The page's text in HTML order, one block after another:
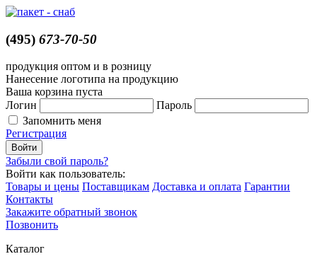
(495) 673-70-50
продукция оптом и в розницу
Нанесение логотипа на продукцию
Ваша корзина пуста
Логин
Пароль
Запомнить меня
Регистрация
Забыли свой пароль?
Войти как пользователь:
Товары и цены Поставщикам Доставка и оплата Гарантии
Контакты
Закажите обратный звонок
Позвонить
Каталог